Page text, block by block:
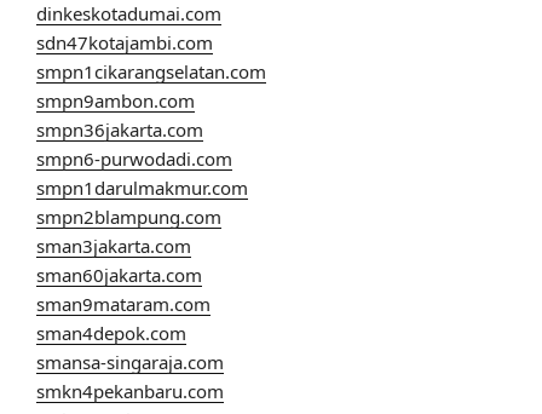
dinkeskotadumai.com
sdn47kotajambi.com
smpn1cikarangselatan.com
smpn9ambon.com
smpn36jakarta.com
smpn6-purwodadi.com
smpn1darulmakmur.com
smpn2blampung.com
sman3jakarta.com
sman60jakarta.com
sman9mataram.com
sman4depok.com
smansa-singaraja.com
smkn4pekanbaru.com